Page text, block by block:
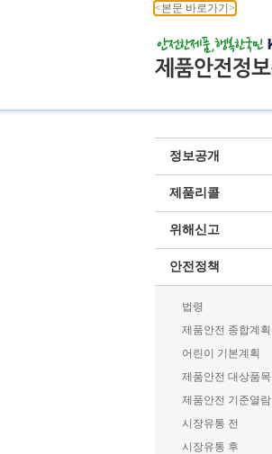
<본문 바로가기>
정보공개
제품리콜
위해신고
안전정책
법령
제품안전 종합계획
어린이 기본계획
제품안전 대상품목
제품안전 기준열람
시장유통 전
시장유통 후